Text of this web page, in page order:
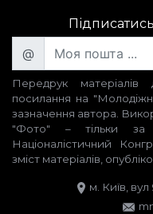
@
Передрук
посилання на
зазначення автора.
"Фото" – тільки за
Націоналістичний
зміст матеріалів,
м. Київ,